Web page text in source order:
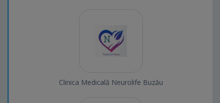
Clinica Medicală Neurolife Buzău